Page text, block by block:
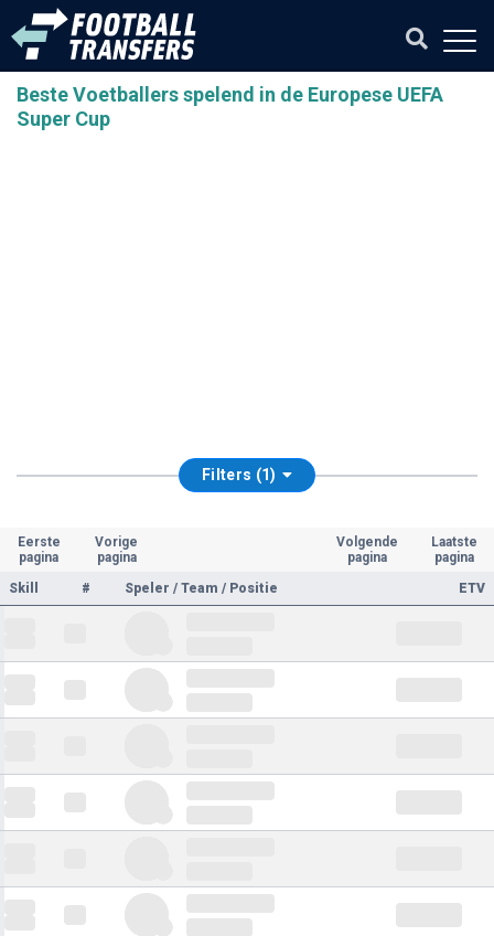
Beste Voetballers spelend in de Europese UEFA
Super Cup
Filters (1)
Eerste
pagina
Vorige
pagina
Volgende
pagina
Laatste
pagina
Skill
# Speler / Team / Positie ETV